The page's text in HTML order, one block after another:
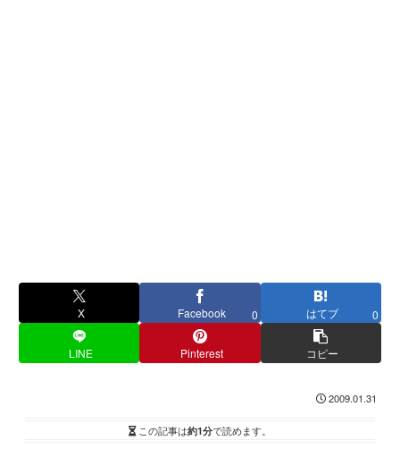
X Facebook 0 はてブ 0
LINE Pinterest コピー
2009.01.31
この記事は約1分で読めます。